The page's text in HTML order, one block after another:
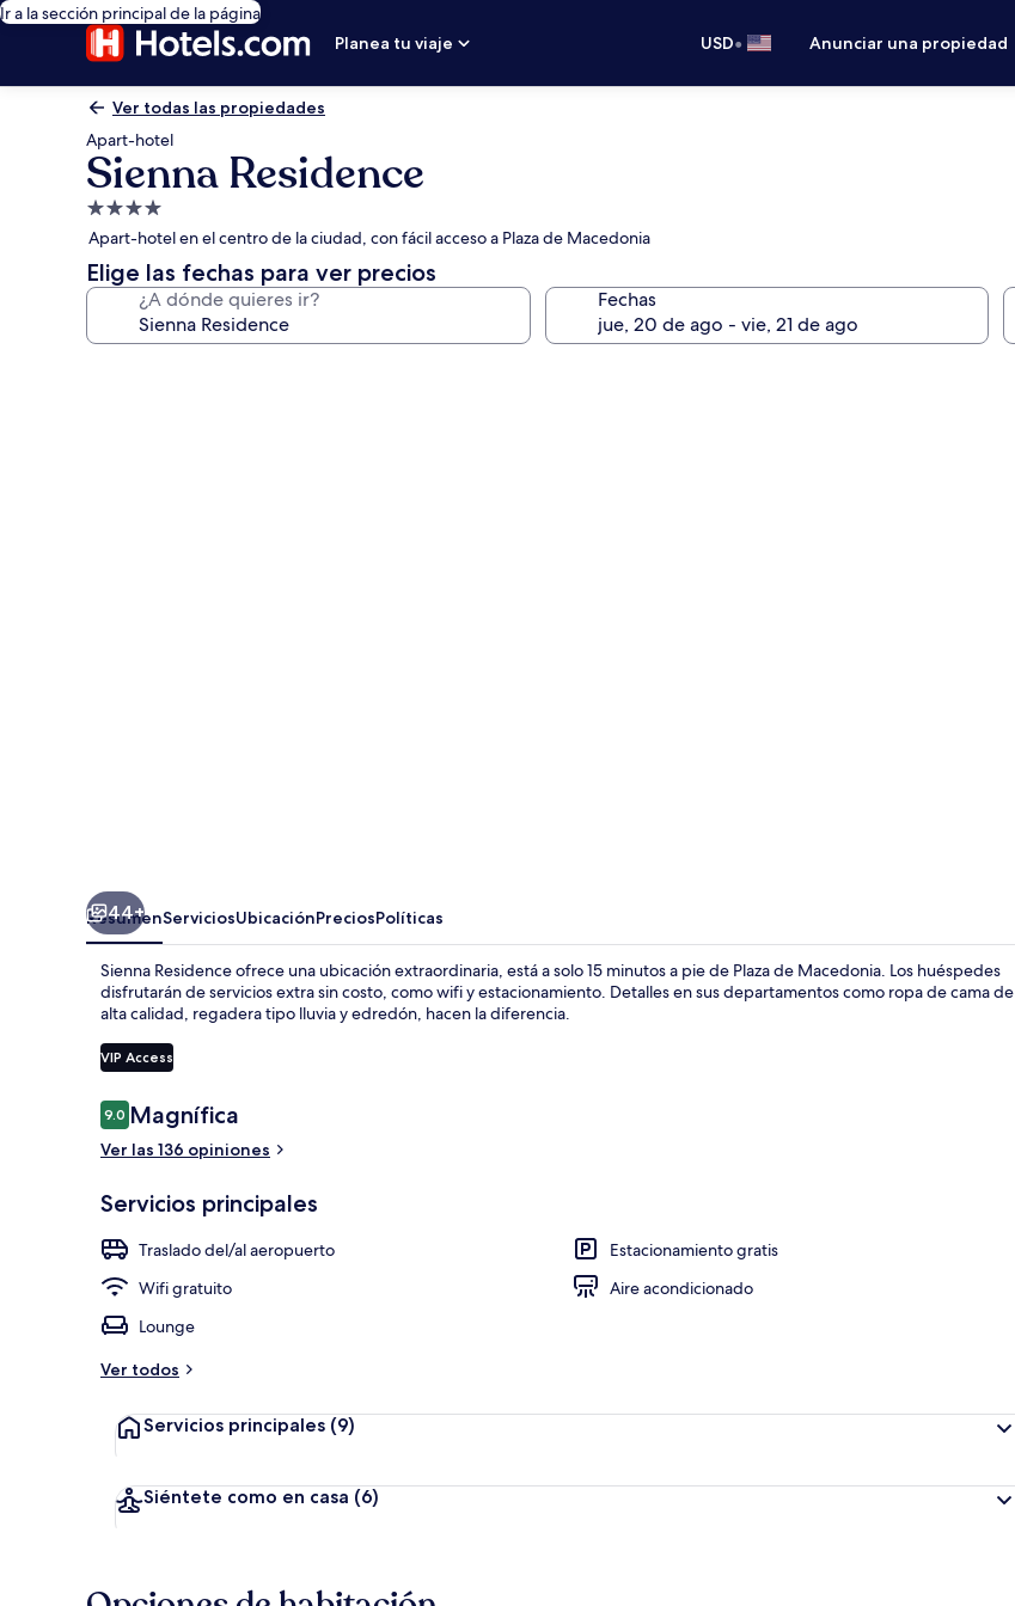
Ir a la sección principal de la página
Planea tu viaje
USD• Anunciar una propiedad
Ver todas las propiedades
Apart-hotel
Sienna Residence
Propiedad
de
4.0
estrellas
Apart-hotel en el centro de la ciudad, con fácil acceso a Plaza de Macedonia
Elige las fechas para ver precios
¿A dónde quieres ir? Fechas
44+
ResumenServiciosUbicaciónPreciosPolíticas
Sienna Residence ofrece una ubicación extraordinaria, está a solo 15 minutos a pie de Plaza de Macedonia. Los huéspedes
disfrutarán de servicios extra sin costo, como wifi y estacionamiento. Detalles en sus departamentos como ropa de cama de
alta calidad, regadera tipo lluvia y edredón, hacen la diferencia.
VIP Access
Opiniones
9.09.0 de 10,
Magnífica
Ver las 136 opiniones
Servicios principales
Traslado del/al aeropuerto
Estacionamiento gratis
Wifi gratuito
Aire acondicionado
Lounge
Ver todos
Servicios principales (9)
Siéntete como en casa (6)